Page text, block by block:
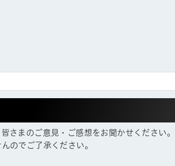
さまのご意見・ご感想をお聞かせください。
のでご了承ください。